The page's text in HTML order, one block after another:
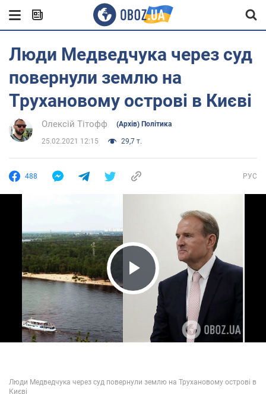
Люди Медведчука через суд
повернули землю на
Трухановому острові в Києві
Олексій Тітофф (Архів) Політика
25.02.2021 12:15 29,7 т.
488 РУС
Play Video